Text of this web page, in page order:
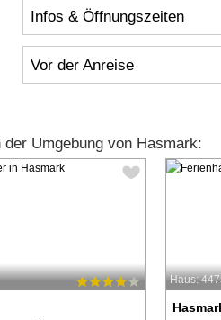
Infos & Öffnungszeiten
Vor der Anreise
Umgebung von Hasmark:
Haus: